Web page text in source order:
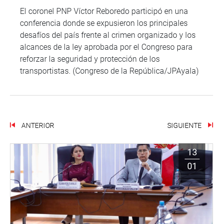
El coronel PNP Víctor Reboredo participó en una
conferencia donde se expusieron los principales
desafíos del país frente al crimen organizado y los
alcances de la ley aprobada por el Congreso para
reforzar la seguridad y protección de los
transportistas. (Congreso de la República/JPAyala)
ANTERIOR SIGUIENTE
13
01